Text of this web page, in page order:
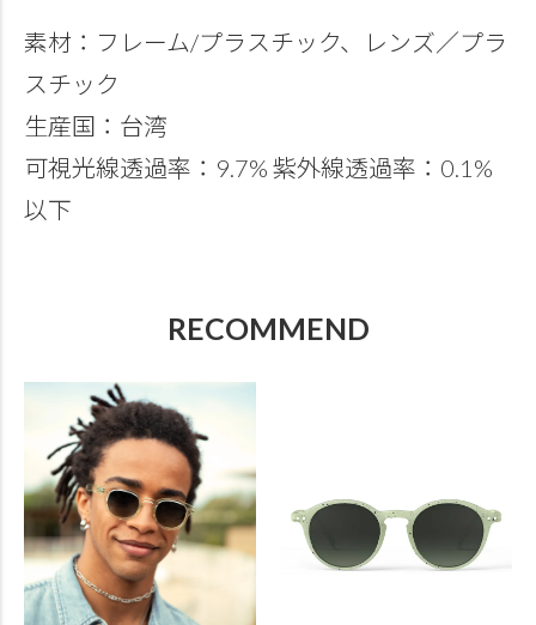
素材：フレーム/プラスチック、レンズ／プラ
スチック
生産国：台湾
可視光線透過率：9.7% 紫外線透過率：0.1%
以下
RECOMMEND